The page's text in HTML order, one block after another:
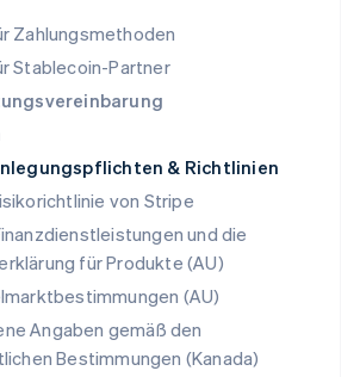
Zahlungsmethoden
Stablecoin-Partner
& Richtlinien
von Stripe
und die
für Produkte (AU)
(AU)
Angaben gemäß den
Bestimmungen (Kanada)
Italiano English
Hongkong,